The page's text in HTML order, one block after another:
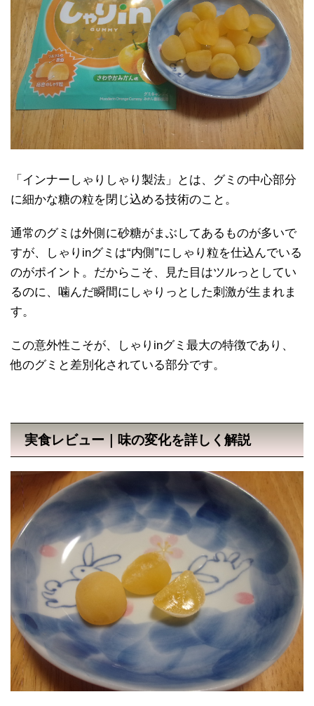
「インナーしゃりしゃり製法」とは、グミの中心部分
に細かな糖の粒を閉じ込める技術のこと。
通常のグミは外側に砂糖がまぶしてあるものが多いで
すが、しゃりinグミは“内側”にしゃり粒を仕込んでいる
のがポイント。だからこそ、見た目はツルっとしてい
るのに、噛んだ瞬間にしゃりっとした刺激が生まれま
す。
この意外性こそが、しゃりinグミ最大の特徴であり、
他のグミと差別化されている部分です。
実食レビュー｜味の変化を詳しく解説